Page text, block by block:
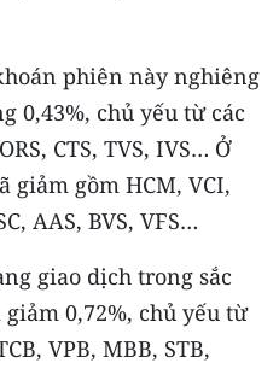
Bắc
và Tây
phiên này nghiêng
0,43%, chủ yếu từ các
CTS, TVS, IVS… Ở
giảm gồm HCM, VCI,
AAS, BVS, VFS…
giao dịch trong sắc
0,72%, chủ yếu từ
VPB, MBB, STB,